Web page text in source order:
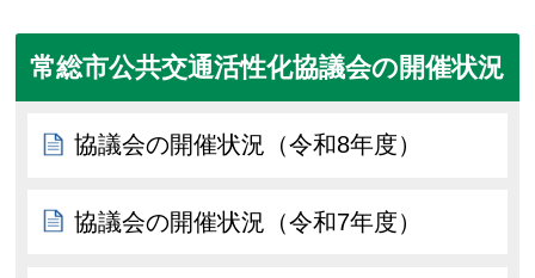
常総市公共交通活性化協議会の開催状況
協議会の開催状況（令和8年度）
協議会の開催状況（令和7年度）